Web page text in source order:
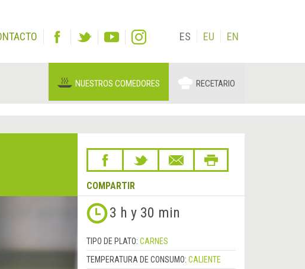
ES EU EN
NUESTROS COMEDORES RECETARIO
COMPARTIR
Siguiente
&rsaquo; 3 h y 30 min
TIPO DE PLATO: CARNES
TEMPERATURA DE CONSUMO: CALIENTE